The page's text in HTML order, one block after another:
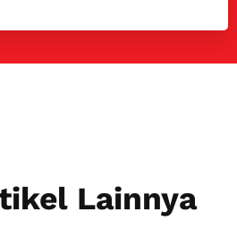
Lainnya